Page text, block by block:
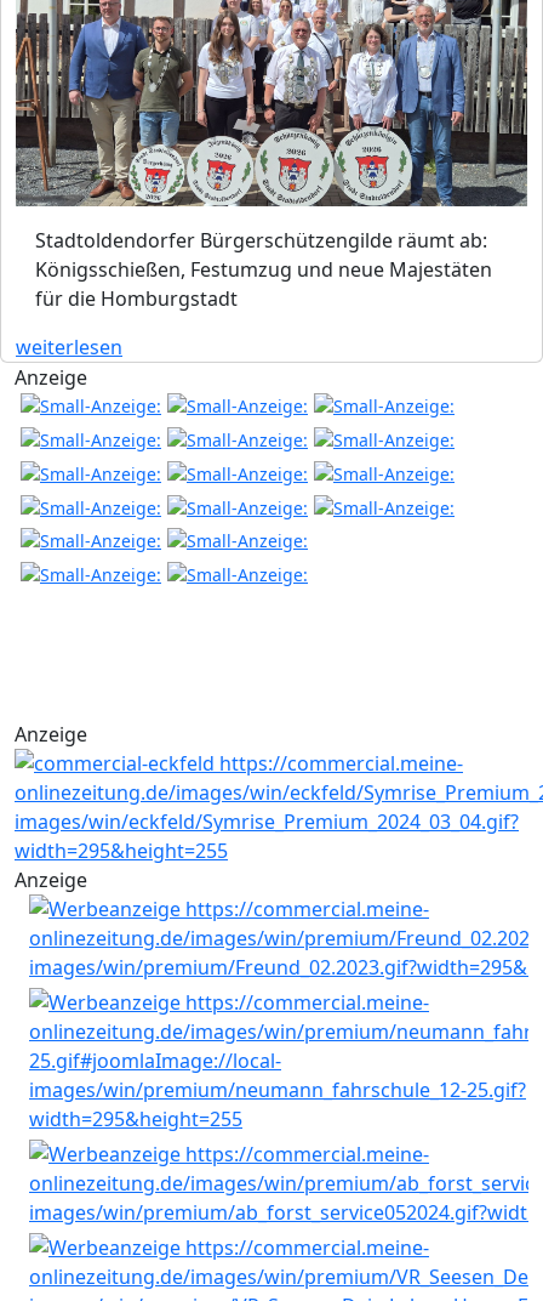
Stadtoldendorfer Bürgerschützengilde räumt ab:
Königsschießen, Festumzug und neue Majestäten
für die Homburgstadt
weiterlesen
Anzeige
Anzeige
Anzeige